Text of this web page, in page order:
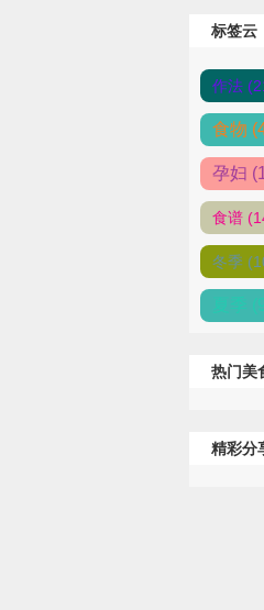
标签云
作法
食物
孕妇
食谱
冬季
夏季
热门美
精彩分